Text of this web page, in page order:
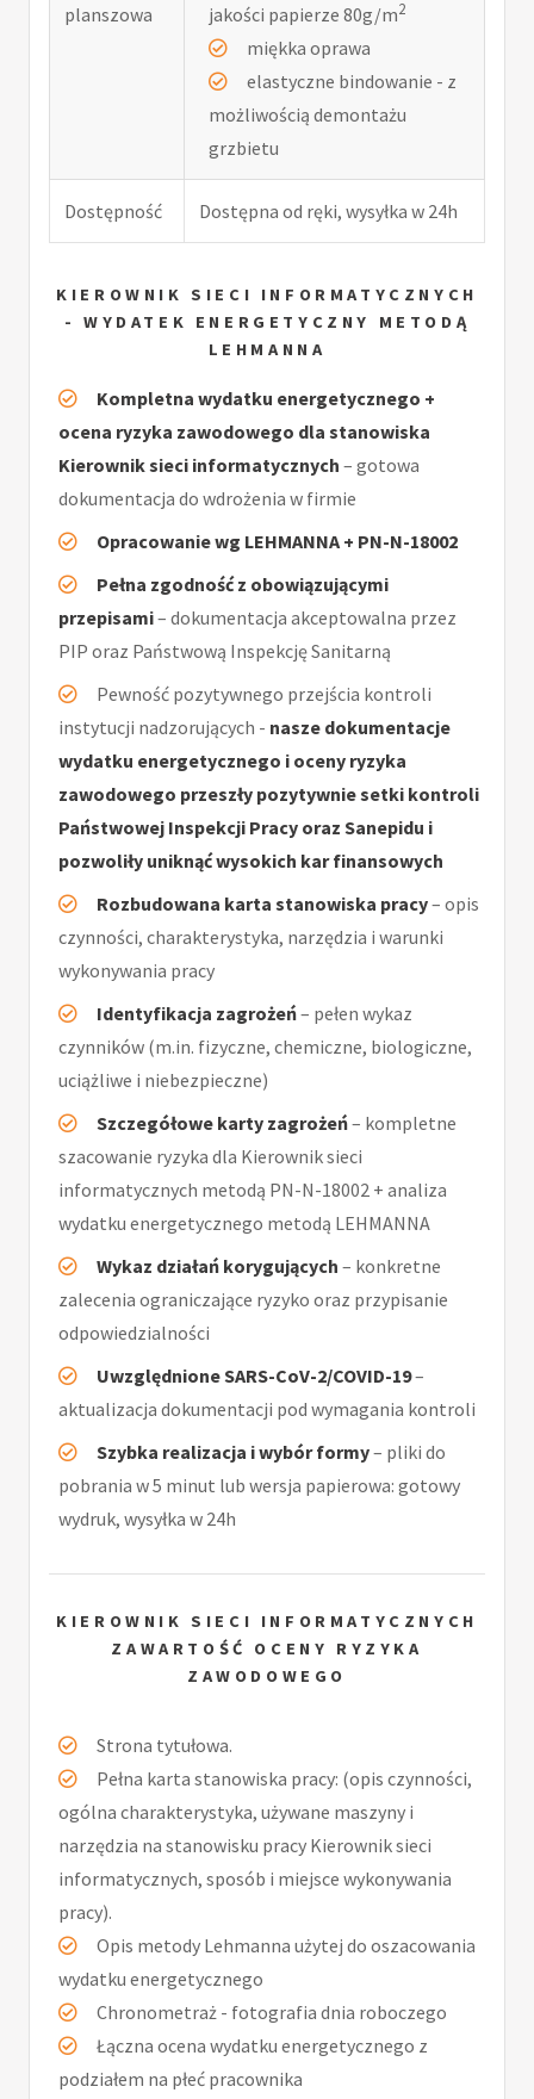
planszowa jakości papierze 80g/m2
miękka oprawa
elastyczne bindowanie - z
możliwością demontażu
grzbietu
Dostępność Dostępna od ręki, wysyłka w 24h
KIEROWNIK SIECI INFORMATYCZNYCH
- WYDATEK ENERGETYCZNY METODĄ
LEHMANNA
Kompletna wydatku energetycznego +
ocena ryzyka zawodowego dla stanowiska
Kierownik sieci informatycznych – gotowa
dokumentacja do wdrożenia w firmie
Opracowanie wg LEHMANNA + PN-N-18002
Pełna zgodność z obowiązującymi
przepisami– dokumentacja akceptowalna przez
PIP oraz Państwową Inspekcję Sanitarną
Pewność pozytywnego przejścia kontroli
instytucji nadzorujących - nasze dokumentacje
wydatku energetycznego i oceny ryzyka
zawodowego przeszły pozytywnie setki kontroli
Państwowej Inspekcji Pracy oraz Sanepidu i
pozwoliły uniknąć wysokich kar finansowych
Rozbudowana karta stanowiska pracy– opis
czynności, charakterystyka, narzędzia i warunki
wykonywania pracy
Identyfikacja zagrożeń– pełen wykaz
czynników (m.in. fizyczne, chemiczne, biologiczne,
uciążliwe i niebezpieczne)
Szczegółowe karty zagrożeń– kompletne
szacowanie ryzyka dla Kierownik sieci
informatycznych metodą PN-N-18002 + analiza
wydatku energetycznego metodą LEHMANNA
Wykaz działań korygujących – konkretne
zalecenia ograniczające ryzyko oraz przypisanie
odpowiedzialności
Uwzględnione SARS-CoV-2/COVID-19–
aktualizacja dokumentacji pod wymagania kontroli
Szybka realizacja i wybór formy– pliki do
pobrania w 5 minut lub wersja papierowa: gotowy
wydruk, wysyłka w 24h
KIEROWNIK SIECI INFORMATYCZNYCH
ZAWARTOŚĆ OCENY RYZYKA
ZAWODOWEGO
Strona tytułowa.
Pełna karta stanowiska pracy: (opis czynności,
ogólna charakterystyka, używane maszyny i
narzędzia na stanowisku pracy Kierownik sieci
informatycznych, sposób i miejsce wykonywania
pracy).
Opis metody Lehmanna użytej do oszacowania
wydatku energetycznego
Chronometraż - fotografia dnia roboczego
Łączna ocena wydatku energetycznego z
podziałem na płeć pracownika